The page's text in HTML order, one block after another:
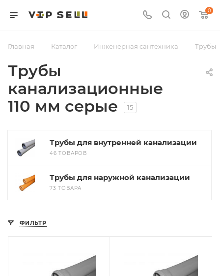
0
Главная — Каталог — Инженерная сантехника — Трубы
Трубы
канализационные
110 мм серые
15
Трубы для внутренней канализации
46 ТОВАРОВ
Трубы для наружной канализации
73 ТОВАРА
ФИЛЬТР